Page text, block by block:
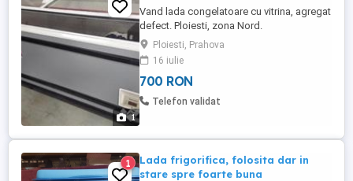
1
Vand lada congelatoare cu vitrina, agregat
defect. Ploiesti, zona Nord.
Ploiesti, Prahova
16 iulie
700 RON
Telefon validat
1
Lada frigorifica, folosita dar in
stare spre foarte buna